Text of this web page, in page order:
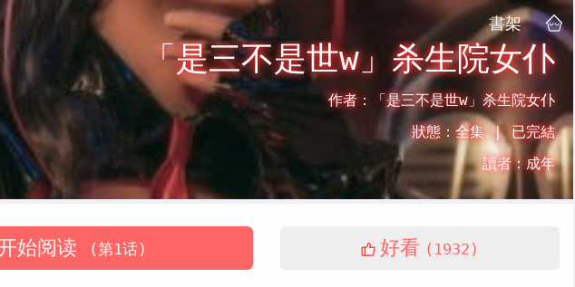
書架
「是三不是世w」杀生院女仆
作者：
「是三不是世w」杀生院女仆
狀態： 全集 | 已完結
讀者： 成年
始阅读 (第1话) 好看 (1932)